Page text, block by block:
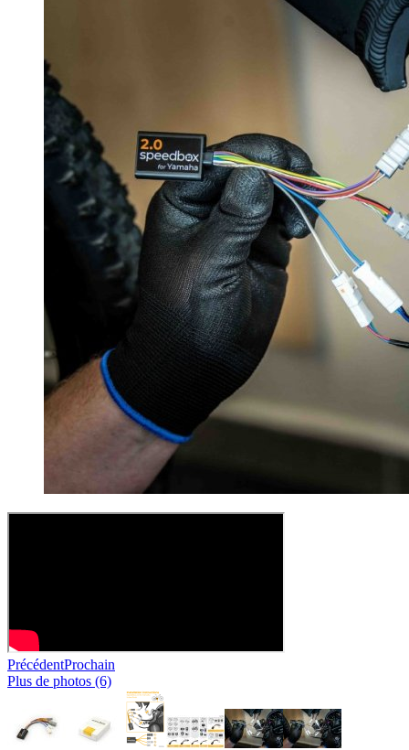
PrécédentProchain
Plus de photos (6)